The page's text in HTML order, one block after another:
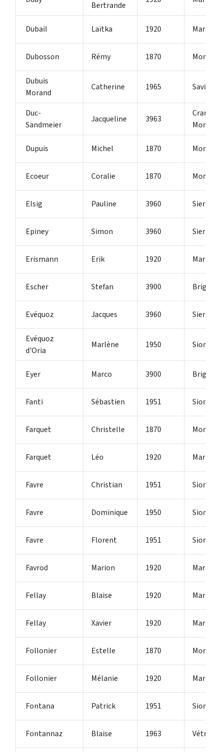
Bertrande
Dubail Laïtka 1920
Dubosson Rémy 1870
Dubuis
Morand
Catherine 1965 Savièse
Duc-
Sandmeier
Jacqueline 3963
Crans-
Dupuis Michel 1870
Ecoeur Coralie 1870
Elsig Pauline 3960 Sierre
Epiney Simon 3960 Sierre
Erismann Erik 1920
Escher Stefan 3900 Brig-
Evéquoz Jacques 3960 Sierre
Evéquoz
d'Oria
Marlène 1950 Sion 2
Eyer Marco 3900 Brig
Fanti Sébastien 1951 Sion
Farquet Christelle 1870
Farquet Léo 1920
Favre Christian 1951 Sion
Favre Dominique 1950 Sion
Favre Florent 1951 Sion
Favrod Marion 1920
Fellay Blaise 1920
Fellay Xavier 1920
Follonier Estelle 1870
Follonier Mélanie 1920
Fontana Patrick 1951 Sion
Fontannaz Blaise 1963 Vétroz